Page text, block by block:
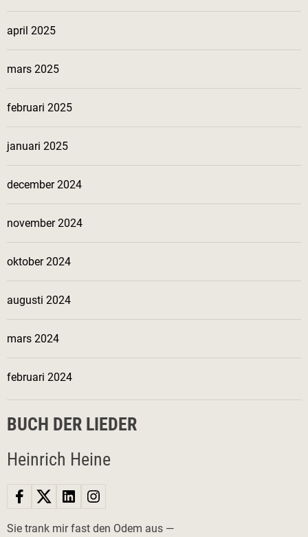
april 2025
mars 2025
februari 2025
januari 2025
december 2024
november 2024
oktober 2024
augusti 2024
mars 2024
februari 2024
BUCH DER LIEDER
Heinrich Heine
Sie trank mir fast den Odem aus —